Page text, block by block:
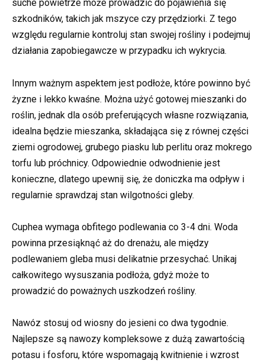
suche powietrze może prowadzić do pojawienia się
szkodników, takich jak mszyce czy przędziorki. Z tego
względu regularnie kontroluj stan swojej rośliny i podejmuj
działania zapobiegawcze w przypadku ich wykrycia.
Innym ważnym aspektem jest podłoże, które powinno być
żyzne i lekko kwaśne. Można użyć gotowej mieszanki do
roślin, jednak dla osób preferujących własne rozwiązania,
idealna będzie mieszanka, składająca się z równej części
ziemi ogrodowej, grubego piasku lub perlitu oraz mokrego
torfu lub próchnicy. Odpowiednie odwodnienie jest
konieczne, dlatego upewnij się, że doniczka ma odpływ i
regularnie sprawdzaj stan wilgotności gleby.
Cuphea wymaga obfitego podlewania co 3-4 dni. Woda
powinna przesiąknąć aż do drenażu, ale między
podlewaniem gleba musi delikatnie przesychać. Unikaj
całkowitego wysuszania podłoża, gdyż może to
prowadzić do poważnych uszkodzeń rośliny.
Nawóz stosuj od wiosny do jesieni co dwa tygodnie.
Najlepsze są nawozy kompleksowe z dużą zawartością
potasu i fosforu, które wspomagają kwitnienie i wzrost